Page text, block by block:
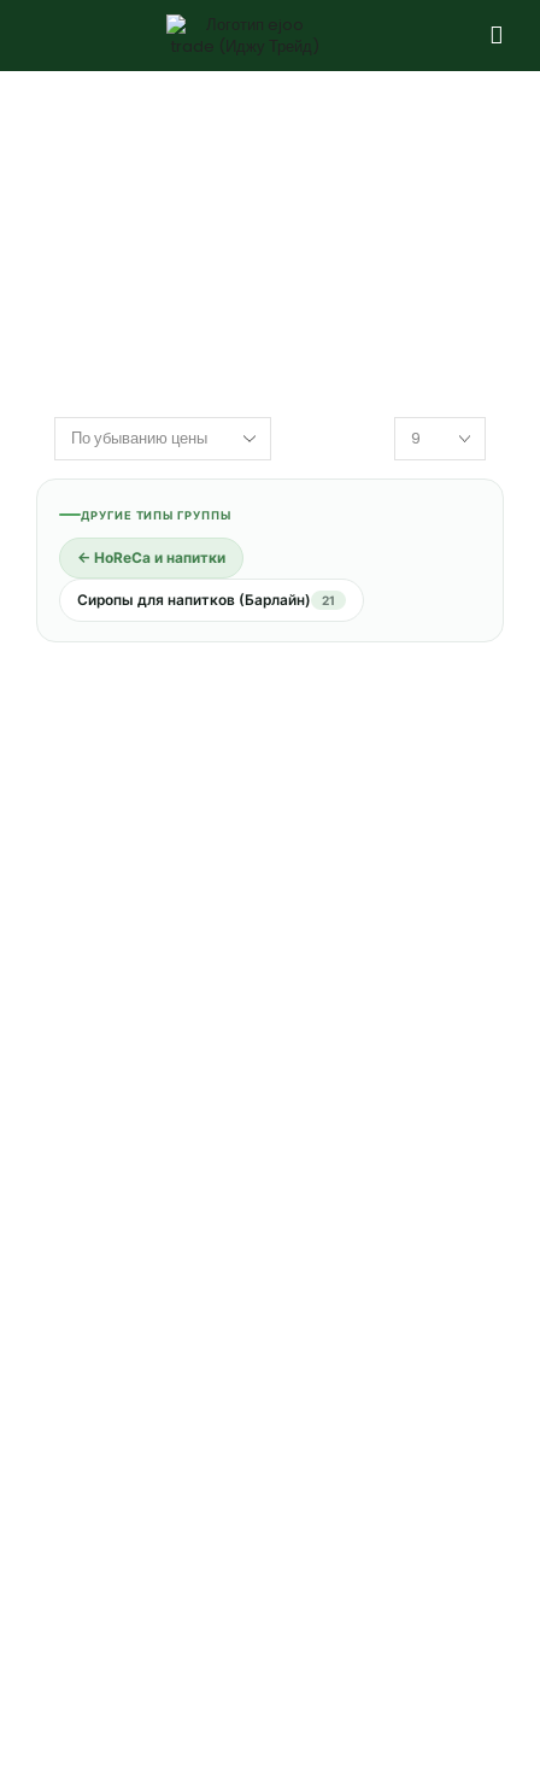
ДРУГИЕ ТИПЫ ГРУППЫ
← HoReCa и напитки
Сиропы для напитков (Барлайн) 21